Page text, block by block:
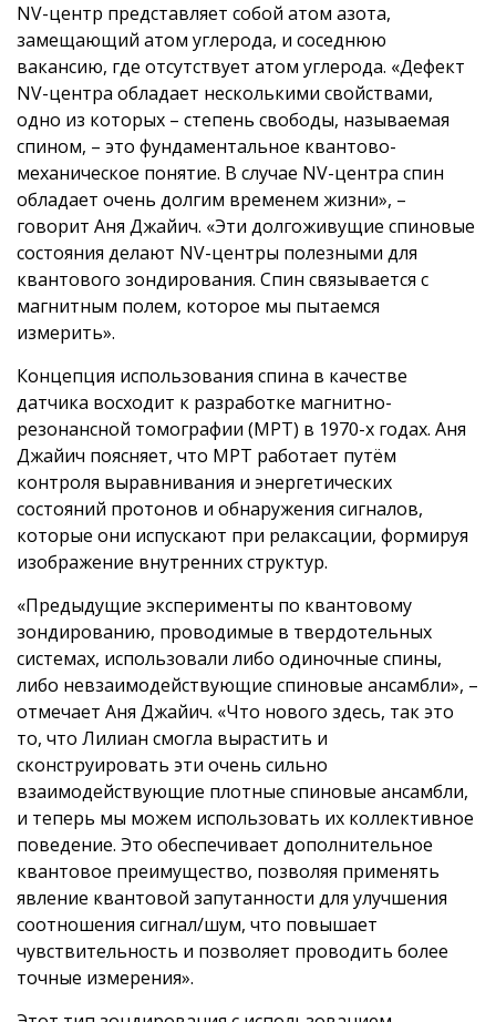
NV-центр представляет собой атом азота,
замещающий атом углерода, и соседнюю
вакансию, где отсутствует атом углерода. «Дефект
NV-центра обладает несколькими свойствами,
одно из которых – степень свободы, называемая
спином, – это фундаментальное квантово-
механическое понятие. В случае NV-центра спин
обладает очень долгим временем жизни», –
говорит Аня Джайич. «Эти долгоживущие спиновые
состояния делают NV-центры полезными для
квантового зондирования. Спин связывается с
магнитным полем, которое мы пытаемся
измерить».
Концепция использования спина в качестве
датчика восходит к разработке магнитно-
резонансной томографии (МРТ) в 1970-х годах. Аня
Джайич поясняет, что МРТ работает путём
контроля выравнивания и энергетических
состояний протонов и обнаружения сигналов,
которые они испускают при релаксации, формируя
изображение внутренних структур.
«Предыдущие эксперименты по квантовому
зондированию, проводимые в твердотельных
системах, использовали либо одиночные спины,
либо невзаимодействующие спиновые ансамбли», –
отмечает Аня Джайич. «Что нового здесь, так это
то, что Лилиан смогла вырастить и
сконструировать эти очень сильно
взаимодействующие плотные спиновые ансамбли,
и теперь мы можем использовать их коллективное
поведение. Это обеспечивает дополнительное
квантовое преимущество, позволяя применять
явление квантовой запутанности для улучшения
соотношения сигнал/шум, что повышает
чувствительность и позволяет проводить более
точные измерения».